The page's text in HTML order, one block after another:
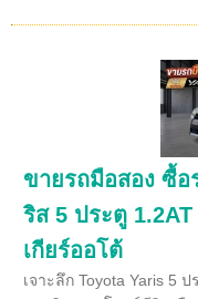
ขายรถมือสอง ซื้อ
ริส 5 ประตู
เกียร์ออโต้
เจาะลึก Toyota Yaris 5